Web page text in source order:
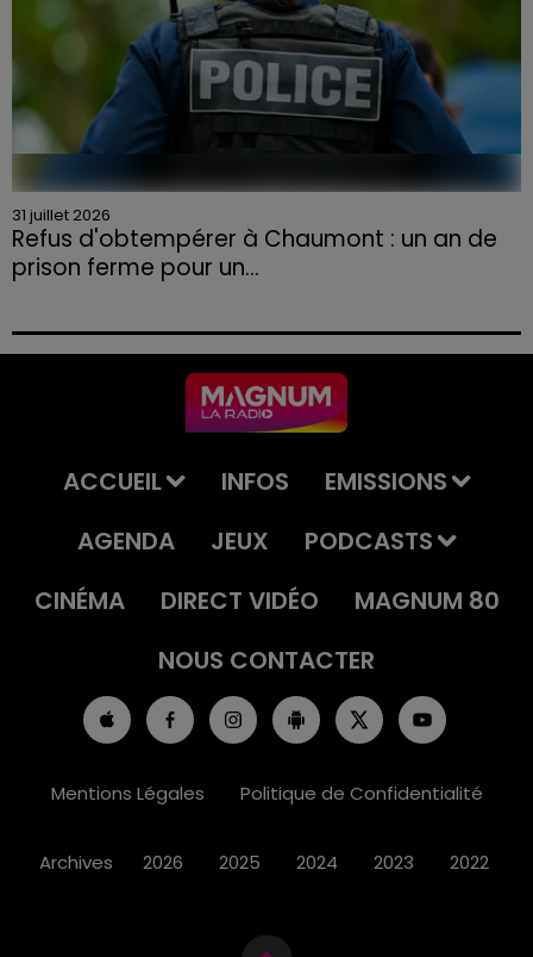
31 juillet 2026
Refus d'obtempérer à Chaumont : un an de
prison ferme pour un...
permis et la confiscation de son véhicule.
ACCUEIL INFOS
EMISSIONS
AGENDA
JEUX
PODCASTS
CINÉMA
DIRECT VIDÉO
MAGNUM 80
NOUS CONTACTER
Mentions Légales Politique de Confidentialité
Archives 2026 2025 2024 2023 2022